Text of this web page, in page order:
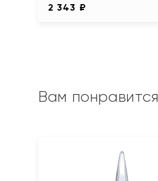
2 343 ₽
Вам понравится